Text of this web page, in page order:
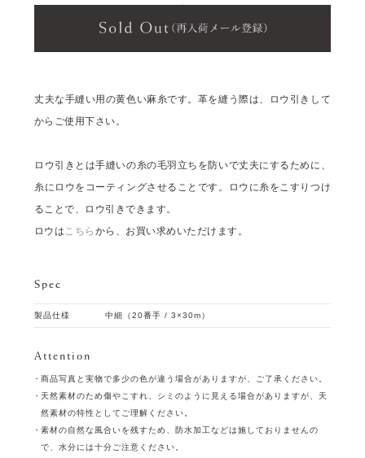
丈夫な手縫い用の黄色い麻糸です。革を縫う際は、ロウ引きして
からご使用下さい。
ロウ引きとは手縫いの糸の毛羽立ちを防いで丈夫にするために、
糸にロウをコーティングさせることです。ロウに糸をこすりつけ
ることで、ロウ引きできます。
ロウはこちら から、お買い求めいただけます。
Spec
製品仕様 中細（20番手 / 3×30m）
Attention
商品写真と実物で多少の色が違う場合がありますが、ご了承ください。
天然素材のため傷やこすれ、シミのように見える場合がありますが、天
然素材の特性としてご理解ください。
素材の自然な風合いを残すため、防水加工などは施しておりませんの
で、水分には十分ご注意ください。